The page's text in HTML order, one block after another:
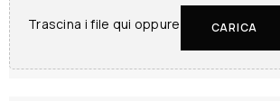
Trascina i file qui oppure CARICA